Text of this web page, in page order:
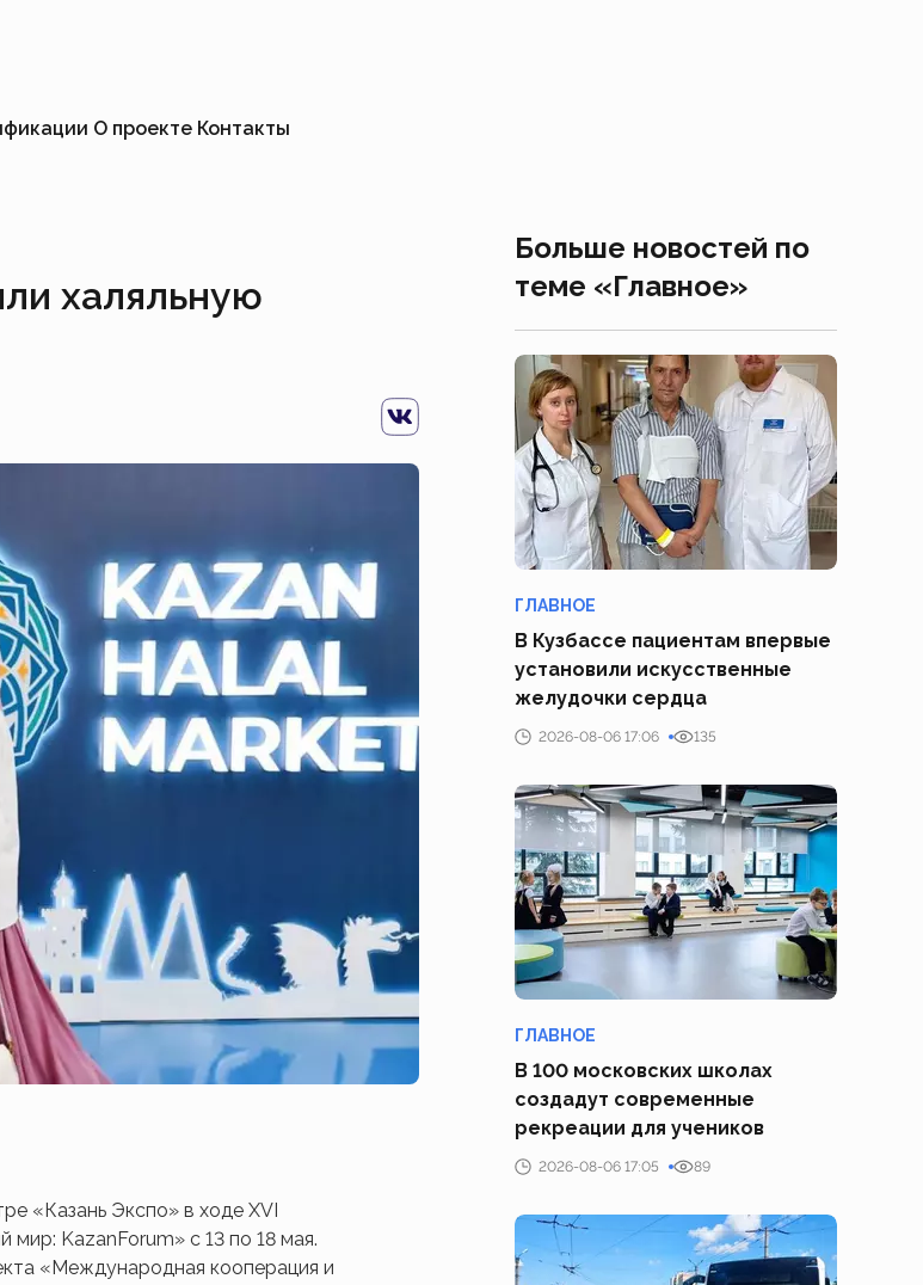
О проекте Контакты
халяльную
«Казань Экспо» в ходе ХVI
KazanForum» с 13 по 18 мая.
«Международная кооперация и
Больше новостей по
теме «Главное»
ГЛАВНОЕ
В Кузбассе пациентам впервые
установили искусственные
желудочки сердца
2026-08-06 17:06 135
ГЛАВНОЕ
В 100 московских школах
создадут современные
рекреации для учеников
2026-08-06 17:05 89